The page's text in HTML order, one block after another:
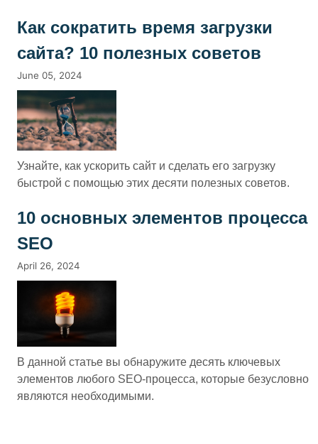
Как сократить время загрузки
сайта? 10 полезных советов
June 05, 2024
Узнайте, как ускорить сайт и сделать его загрузку
быстрой с помощью этих десяти полезных советов.
10 основных элементов процесса
SEO
April 26, 2024
В данной статье вы обнаружите десять ключевых
элементов любого SEO-процесса, которые безусловно
являются необходимыми.